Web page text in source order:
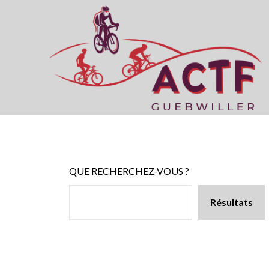
QUE RECHERCHEZ-VOUS ?
Résultats